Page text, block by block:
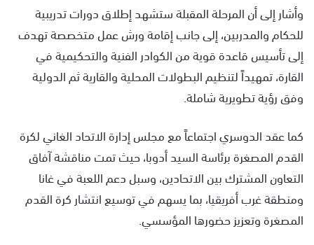
وأشار إلى أن المرحلة المقبلة ستشهد إطلاق دورات تدريبية
للحكام والمدربين، إلى جانب إقامة ورش عمل متخصصة تهدف
إلى تأسيس قاعدة قوية من الكوادر الفنية والتحكيمية في
القارة، تمهيداً لتنظيم البطولات المحلية والقارية ثم الدولية
وفق رؤية تطويرية شاملة.
كما عقد الدوسري اجتماعاً مع مجلس إدارة الاتحاد الغاني لكرة
القدم المصغرة برئاسة السيد أدوبا، حيث تمت مناقشة آفاق
التعاون المشترك بين الاتحادين، وسبل دعم اللعبة في غانا
ومنطقة غرب أفريقيا، بما يسهم في توسيع انتشار كرة القدم
المصغرة وتعزيز حضورها المؤسسي.